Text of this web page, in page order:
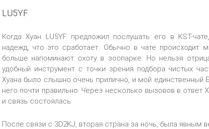
LU5YF
Когда Хуан LU5YF предложил послушать его в KST-
надежд, что это сработает. Обычно в чате происходит
больше напоминают охоту в зоопарке. Но нельзя
удобный инструмент с точки зрения подбора чистых
Хуана было слышно очень прилично, и мой единственный
него почти правильно. Через несколько вызовов в ответ
и связь состоялась.
После связи с 3D2KJ, вторая страна за ночь, была явным